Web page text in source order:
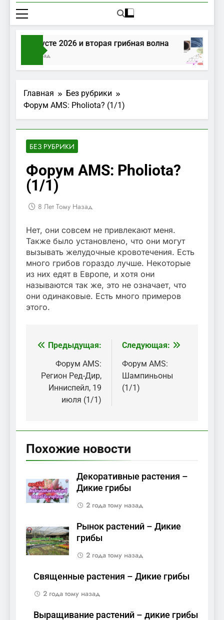
в августе 2026 и вторая грибная волна
Тому Назад
Главная
Без рубрики
Форум AMS: Pholiota? (1/1)
БЕЗ РУБРИКИ
Форум AMS: Pholiota?
(1/1)
8 Лет Тому Назад
Нет, они совсем не привлекают меня.
Также было установлено, что они могут
вызывать желудочные кровотечения. Есть
много грибов гораздо лучше. Некоторые
из них едят в Европе, и хотя они
называются так же, это не означает, что
они одинаковые. Есть много примеров
этого.
Навигация
записям
Предыдущая:
Форум AMS:
Регион Ред-Дир,
Инниспейл, 19
июля (1/1)
Следующая:
Форум AMS:
Шампиньоны
(1/1)
Похожие новости
Декоративные растения –
Дикие грибы
2 года тому назад
Рынок растений – Дикие
грибы
2 года тому назад
Священные растения – Дикие грибы
2 года тому назад
Выращивание растений – дикие грибы